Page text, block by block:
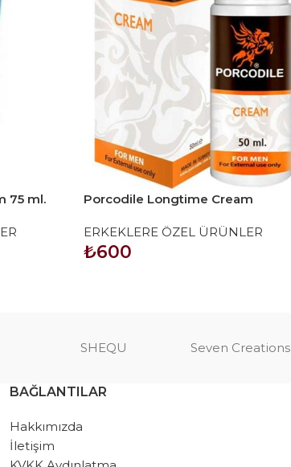
75 ml. Porcodile Longtime Cream
ERKEKLERE ÖZEL ÜRÜNLER
₺600
SHEQU Seven Creations
BAĞLANTILAR
Hakkımızda
İletişim